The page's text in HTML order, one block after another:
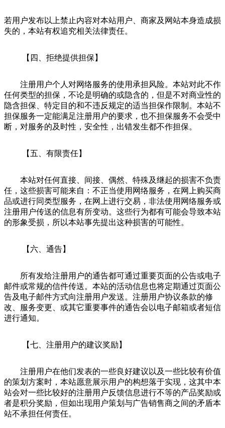
若用户发布以上禁止内容对本站用户、商家及网站本身造成损
失的，本站有权追究相关法律责任。
【四、拒绝提供担保】
注册用户个人对网络服务的使用承担风险。本站对此不作
任何类型的担保，不论是明确的或隐含的，但是不对商业性的
隐含担保、特定目的和不违反规定的适当担保作限制。本站不
担保服务一定能满足注册用户的要求，也不担保服务不会受中
断，对服务的及时性，安全性，出错发生都不作担保。
【五、有限责任】
本站对任何直接、间接、偶然、特殊及继起的损害不负责
任，这些损害可能来自：不正当使用网络服务，在网上购买商
品或进行同类型服务，在网上进行交易，非法使用网络服务或
注册用户传送的信息有所变动。这些行为都有可能会导致本站
的形象受损，所以本站事先提出这种损害的可能性。
【六、通告】
所有发给注册用户的通告都可通过重要页面的公告或电子
邮件或常规的信件传送。本站的活动信息也将定期通过页面公
告及电子邮件方式向注册用户发送。注册用户协议条款的修
改、服务变更、或其它重要事件的通告会以电子邮箱或者短信
进行通知。
【七、注册用户的建议奖励】
注册用户在他们发表的一些良好建议以及一些比较有价值
的策划方案时，本站愿意展示用户的构想落于实现，这其中本
站会对一些比较好的注册用户反馈信息进行不等的产品奖励或
者是积分奖励，但如出现用户策划与广告销售商之间的矛盾本
站不承担任何责任。